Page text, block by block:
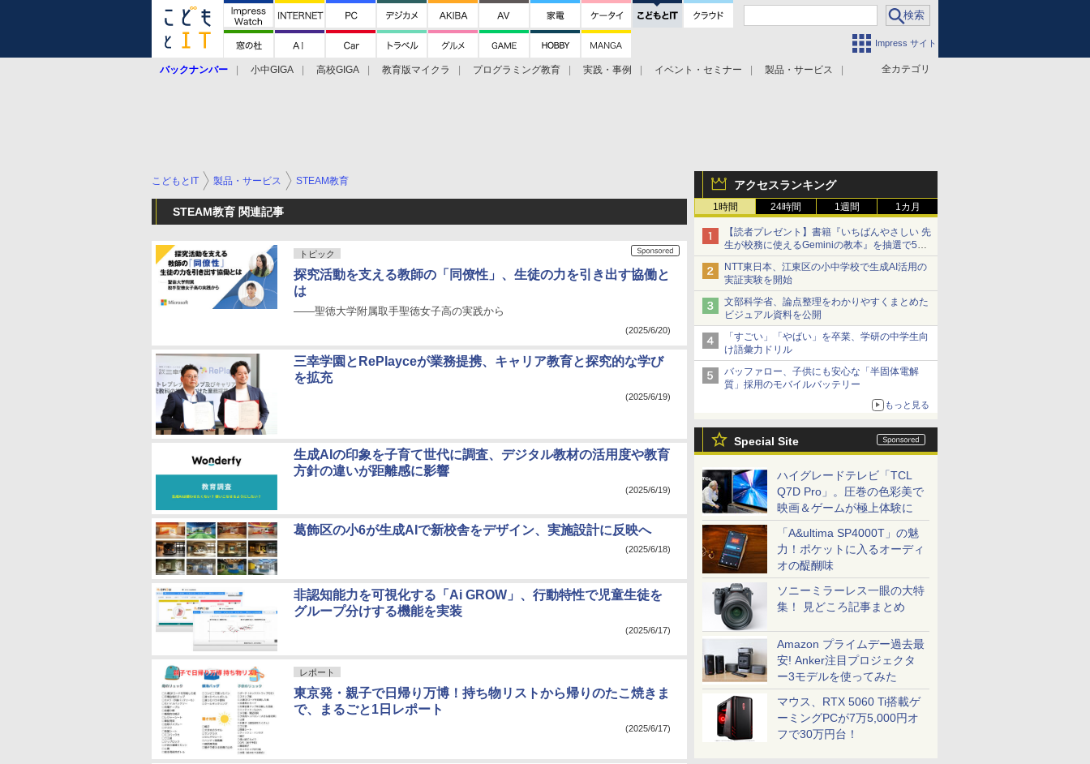
Impress サイト
全カテゴリ
バックナンバー 小中GIGA 高校GIGA 教育版マイクラ プログラミング教育 実践・事例 イベント・セミナー 製品・サービス
アクセスランキング
1時間 24時間 1週間 1カ月
【読者プレゼント】書籍『いちばんやさしい 先
生が校務に使えるGeminiの教本』を抽選で5名
様にプレゼント ――応募締切は2026年8月12
日（水）まで
NTT東日本、江東区の小中学校で生成AI活用の
実証実験を開始
文部科学省、論点整理をわかりやすくまとめた
ビジュアル資料を公開
「すごい」「やばい」を卒業、学研の中学生向
け語彙力ドリル
バッファロー、子供にも安心な「半固体電解
質」採用のモバイルバッテリー
もっと見る
Special Site
ハイグレードテレビ「TCL
Q7D Pro」。圧巻の色彩美で
映画＆ゲームが極上体験に
「A&ultima SP4000T」の魅
力！ポケットに入るオーディ
オの醍醐味
ソニーミラーレス一眼の大特
集！ 見どころ記事まとめ
Amazon プライムデー過去最
安! Anker注目プロジェクタ
ー3モデルを使ってみた
マウス、RTX 5060 Ti搭載ゲ
ーミングPCが7万5,000円オ
フで30万円台！
こどもとIT 製品・サービス STEAM教育
STEAM教育 関連記事
トピック
探究活動を支える教師の「同僚性」、生徒の力を引き出す協働と
は
――聖徳大学附属取手聖徳女子高の実践から
(2025/6/20)
三幸学園とRePlayceが業務提携、キャリア教育と探究的な学び
を拡充
(2025/6/19)
生成AIの印象を子育て世代に調査、デジタル教材の活用度や教育
方針の違いが距離感に影響
(2025/6/19)
葛飾区の小6が生成AIで新校舎をデザイン、実施設計に反映へ
(2025/6/18)
非認知能力を可視化する「Ai GROW」、行動特性で児童生徒を
グループ分けする機能を実装
(2025/6/17)
レポート
東京発・親子で日帰り万博！持ち物リストから帰りのたこ焼きま
で、まるごと1日レポート
(2025/6/17)